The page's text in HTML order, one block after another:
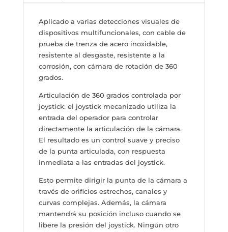
Aplicado a varias detecciones visuales de
dispositivos multifuncionales, con cable de
prueba de trenza de acero inoxidable,
resistente al desgaste, resistente a la
corrosión, con cámara de rotación de 360 ​​
grados.
Articulación de 360 ​​grados controlada por
joystick: el joystick mecanizado utiliza la
entrada del operador para controlar
directamente la articulación de la cámara.
El resultado es un control suave y preciso
de la punta articulada, con respuesta
inmediata a las entradas del joystick.
Esto permite dirigir la punta de la cámara a
través de orificios estrechos, canales y
curvas complejas. Además, la cámara
mantendrá su posición incluso cuando se
libere la presión del joystick. Ningún otro